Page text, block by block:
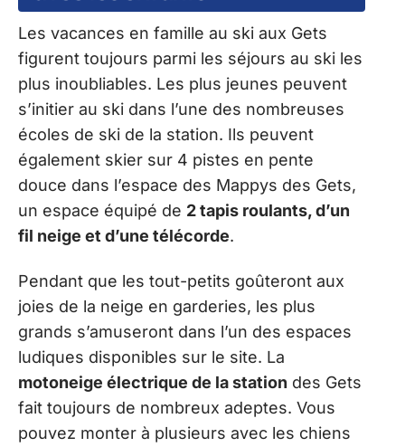
Les vacances en famille au ski aux Gets
figurent toujours parmi les séjours au ski les
plus inoubliables. Les plus jeunes peuvent
s’initier au ski dans l’une des nombreuses
écoles de ski de la station. Ils peuvent
également skier sur 4 pistes en pente
douce dans l’espace des Mappys des Gets,
un espace équipé de 2 tapis roulants, d’un
fil neige et d’une télécorde.
Pendant que les tout-petits goûteront aux
joies de la neige en garderies, les plus
grands s’amuseront dans l’un des espaces
ludiques disponibles sur le site. La
motoneige électrique de la station des Gets
fait toujours de nombreux adeptes. Vous
pouvez monter à plusieurs avec les chiens